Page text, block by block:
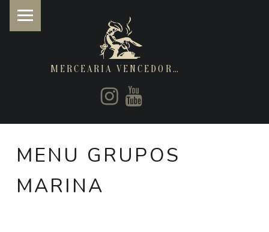
MERCEARIA VENCEDORA
Instagram
Youtube
MENU GRUPOS
MARINA